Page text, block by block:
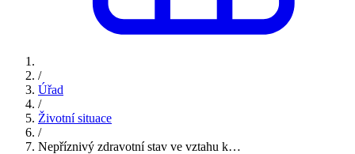
/
Úřad
/
Životní situace
/
Nepříznivý zdravotní stav ve vztahu k…